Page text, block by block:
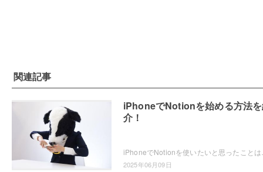
関連記事
iPhoneでNotionを始める方法
介！
2025年06月09日